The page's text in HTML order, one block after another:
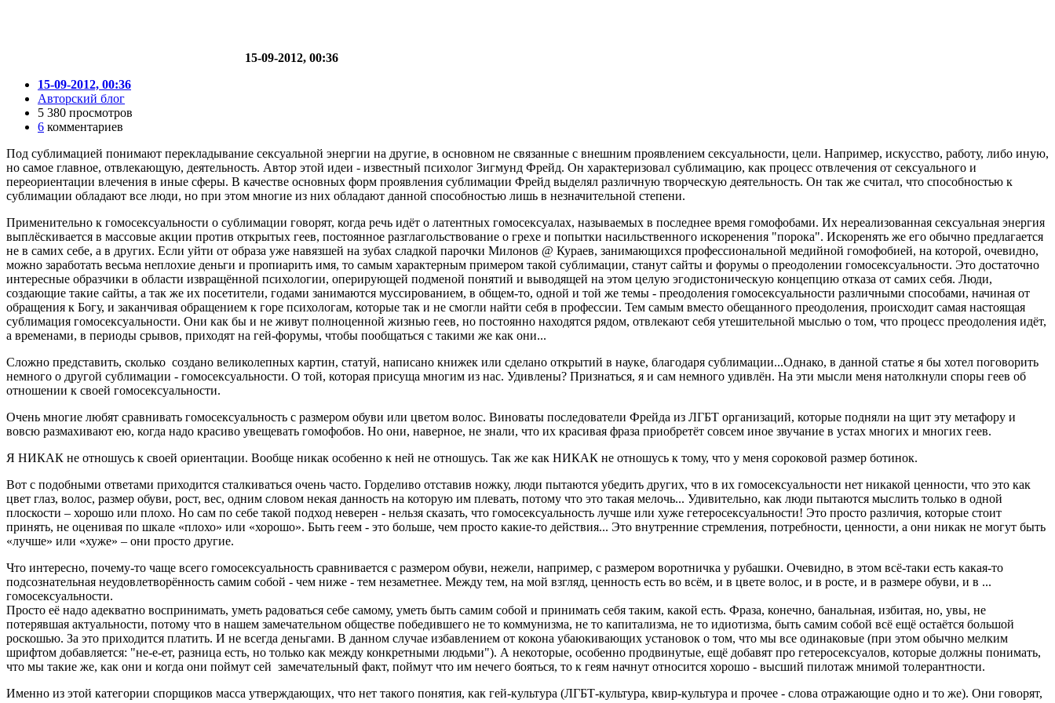
15-09-2012, 00:36
15-09-2012, 00:36
Авторский блог
5 380 просмотров
6 комментариев
Под сублимацией понимают перекладывание сексуальной энергии на другие, в основном не связанные с внешним проявлением сексуальности, цели. Например, искусство, работу, либо иную,
но самое главное, отвлекающую, деятельность. Автор этой идеи - известный психолог Зигмунд Фрейд. Он характеризовал сублимацию, как процесс отвлечения от сексуального и
переориентации влечения в иные сферы. В качестве основных форм проявления сублимации Фрейд выделял различную творческую деятельность. Он так же считал, что способностью к
сублимации обладают все люди, но при этом многие из них обладают данной способностью лишь в незначительной степени.
Применительно к гомосексуальности о сублимации говорят, когда речь идёт о латентных гомосексуалах, называемых в последнее время гомофобами. Их нереализованная сексуальная энергия
выплёскивается в массовые акции против открытых геев, постоянное разглагольствование о грехе и попытки насильственного искоренения "порока". Искоренять же его обычно предлагается
не в самих себе, а в других. Если уйти от образа уже навязшей на зубах сладкой парочки Милонов @ Кураев, занимающихся профессиональной медийной гомофобией, на которой, очевидно,
можно заработать весьма неплохие деньги и пропиарить имя, то самым характерным примером такой сублимации, станут сайты и форумы о преодолении гомосексуальности. Это достаточно
интересные образчики в области извращённой психологии, оперирующей подменой понятий и выводящей на этом целую эгодистоническую концепцию отказа от самих себя. Люди,
создающие такие сайты, а так же их посетители, годами занимаются муссированием, в общем-то, одной и той же темы - преодоления гомосексуальности различными способами, начиная от
обращения к Богу, и заканчивая обращением к горе психологам, которые так и не смогли найти себя в профессии. Тем самым вместо обещанного преодоления, происходит самая настоящая
сублимация гомосексуальности. Они как бы и не живут полноценной жизнью геев, но постоянно находятся рядом, отвлекают себя утешительной мыслью о том, что процесс преодоления идёт,
а временами, в периоды срывов, приходят на гей-форумы, чтобы пообщаться с такими же как они...
Сложно представить, сколько создано великолепных картин, статуй, написано книжек или сделано открытий в науке, благодаря сублимации...Однако, в данной статье я бы хотел поговорить
немного о другой сублимации - гомосексуальности. О той, которая присуща многим из нас. Удивлены? Признаться, я и сам немного удивлён. На эти мысли меня натолкнули споры геев об
отношении к своей гомосексуальности.
Очень многие любят сравнивать гомосексуальность с размером обуви или цветом волос. Виноваты последователи Фрейда из ЛГБТ организаций, которые подняли на щит эту метафору и
вовсю размахивают ею, когда надо красиво увещевать гомофобов. Но они, наверное, не знали, что их красивая фраза приобретёт совсем иное звучание в устах многих и многих геев.
Я НИКАК не отношусь к своей ориентации. Вообще никак особенно к ней не отношусь. Так же как НИКАК не отношусь к тому, что у меня сороковой размер ботинок.
Вот с подобными ответами приходится сталкиваться очень часто. Горделиво отставив ножку, люди пытаются убедить других, что в их гомосексуальности нет никакой ценности, что это как
цвет глаз, волос, размер обуви, рост, вес, одним словом некая данность на которую им плевать, потому что это такая мелочь... Удивительно, как люди пытаются мыслить только в одной
плоскости – хорошо или плохо. Но сам по себе такой подход неверен - нельзя сказать, что гомосексуальность лучше или хуже гетеросексуальности! Это просто различия, которые стоит
принять, не оценивая по шкале «плохо» или «хорошо». Быть геем - это больше, чем просто какие-то действия... Это внутренние стремления, потребности, ценности, а они никак не могут быть
«лучше» или «хуже» – они просто другие.
Что интересно, почему-то чаще всего гомосексуальность сравнивается с размером обуви, нежели, например, с размером воротничка у рубашки. Очевидно, в этом всё-таки есть какая-то
подсознательная неудовлетворённость самим собой - чем ниже - тем незаметнее. Между тем, на мой взгляд, ценность есть во всём, и в цвете волос, и в росте, и в размере обуви, и в ...
гомосексуальности.
Просто её надо адекватно воспринимать, уметь радоваться себе самому, уметь быть самим собой и принимать себя таким, какой есть. Фраза, конечно, банальная, избитая, но, увы, не
потерявшая актуальности, потому что в нашем замечательном обществе победившего не то коммунизма, не то капитализма, не то идиотизма, быть самим собой всё ещё остаётся большой
роскошью. За это приходится платить. И не всегда деньгами. В данном случае избавлением от кокона убаюкивающих установок о том, что мы все одинаковые (при этом обычно мелким
шрифтом добавляется: "не-е-ет, разница есть, но только как между конкретными людьми"). А некоторые, особенно продвинутые, ещё добавят про гетеросексуалов, которые должны понимать,
что мы такие же, как они и когда они поймут сей замечательный факт, поймут что им нечего бояться, то к геям начнут относится хорошо - высший пилотаж мнимой толерантности.
Именно из этой категории спорщиков масса утверждающих, что нет такого понятия, как гей-культура (ЛГБТ-культура, квир-культура и прочее - слова отражающие одно и то же). Они говорят,